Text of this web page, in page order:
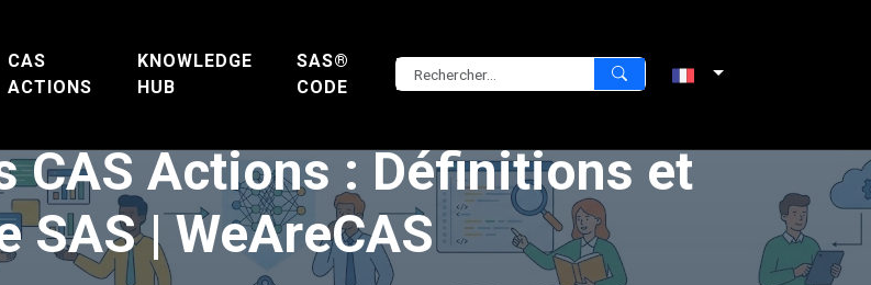
CAS
ACTIONS
KNOWLEDGE
HUB
SAS®
CODE
CAS Actions : Définitions et
SAS | WeAreCAS